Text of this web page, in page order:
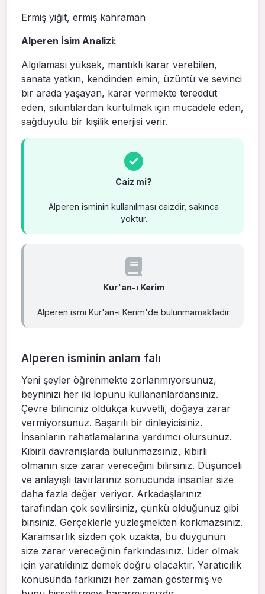
Ermiş yiğit, ermiş kahraman
Alperen İsim Analizi:
Algılaması yüksek, mantıklı karar verebilen,
sanata yatkın, kendinden emin, üzüntü ve sevinci
bir arada yaşayan, karar vermekte tereddüt
eden, sıkıntılardan kurtulmak için mücadele eden,
sağduyulu bir kişilik enerjisi verir.
Caiz mi?
Alperen isminin kullanılması caizdir, sakınca
yoktur.
Kur'an-ı Kerim
Alperen ismi Kur'an-ı Kerim'de bulunmamaktadır.
Alperen isminin anlam falı
Yeni şeyler öğrenmekte zorlanmıyorsunuz,
beyninizi her iki lopunu kullananlardansınız.
Çevre bilinciniz oldukça kuvvetli, doğaya zarar
vermiyorsunuz. Başarılı bir dinleyicisiniz.
İnsanların rahatlamalarına yardımcı olursunuz.
Kibirli davranışlarda bulunmazsınız, kibirli
olmanın size zarar vereceğini bilirsiniz. Düşünceli
ve anlayışlı tavırlarınız sonucunda insanlar size
daha fazla değer veriyor. Arkadaşlarınız
tarafından çok sevilirsiniz, çünkü olduğunuz gibi
birisiniz. Gerçeklerle yüzleşmekten korkmazsınız.
Karamsarlık sizden çok uzakta, bu duygunun
size zarar vereceğinin farkındasınız. Lider olmak
için yaratıldınız demek doğru olacaktır. Yaratıcılık
konusunda farkınızı her zaman göstermiş ve